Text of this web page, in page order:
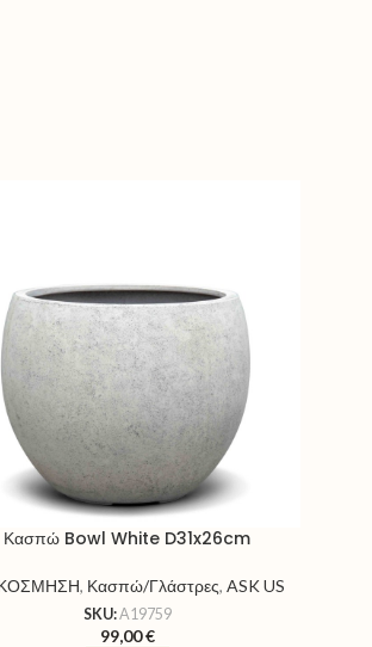
Κασπώ Bowl White D31x26cm
, Κασπώ/Γλάστρες, ASK US
SKU:A19759
99,00€